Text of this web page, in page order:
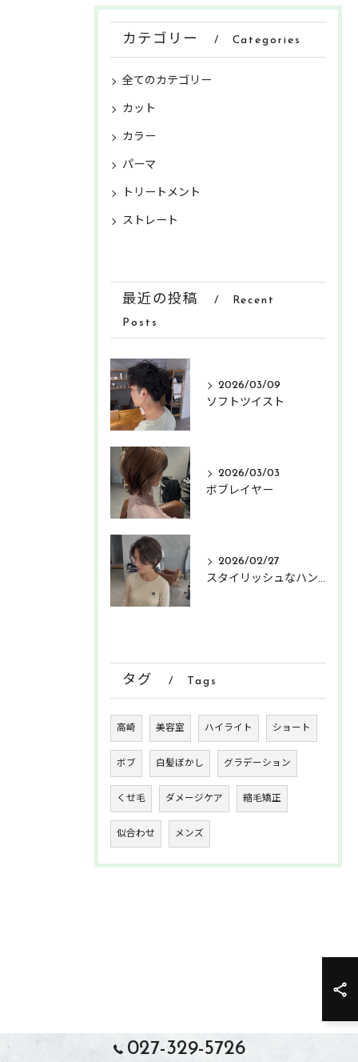
カテゴリー Categories
全てのカテゴリー
カット
カラー
パーマ
トリートメント
ストレート
最近の投稿 Recent
Posts
2026/03/09
ソフトツイスト
2026/03/03
ボブレイヤー
2026/02/27
スタイリッシュなハンサムショート
タグ Tags
高崎 美容室 ハイライト ショート
ボブ 白髪ぼかし グラデーション
くせ毛 ダメージケア 縮毛矯正
似合わせ メンズ
027-329-5726